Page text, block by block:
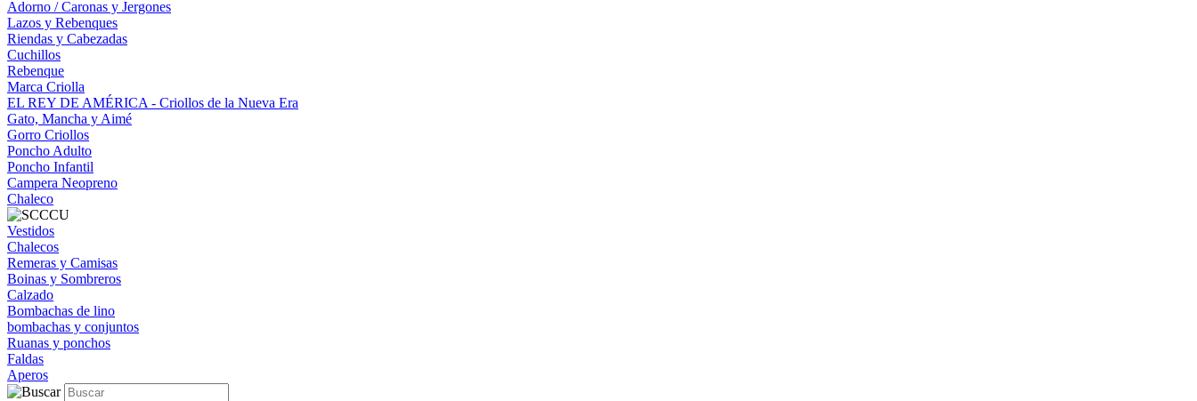
Adorno / Caronas y Jergones
Lazos y Rebenques
Riendas y Cabezadas
Cuchillos
Rebenque
Marca Criolla
EL REY DE AMÉRICA - Criollos de la Nueva Era
Gato, Mancha y Aimé
Gorro Criollos
Poncho Adulto
Poncho Infantil
Campera Neopreno
Chaleco
Vestidos
Chalecos
Remeras y Camisas
Boinas y Sombreros
Calzado
Bombachas de lino
bombachas y conjuntos
Ruanas y ponchos
Faldas
Aperos